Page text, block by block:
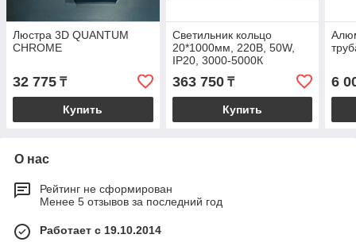
Люстра 3D QUANTUM
СHROME
32 775 ₸
Купить
Светильник кольцо
20*1000мм, 220В, 50W,
IP20, 3000-5000К
363 750₸
Купить
6
О нас
Рейтинг не сформирован
Менее 5 отзывов за последний год
Работает с 19.10.2014